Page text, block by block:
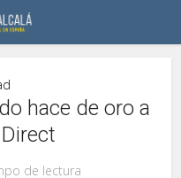
hace de oro a
de lectura